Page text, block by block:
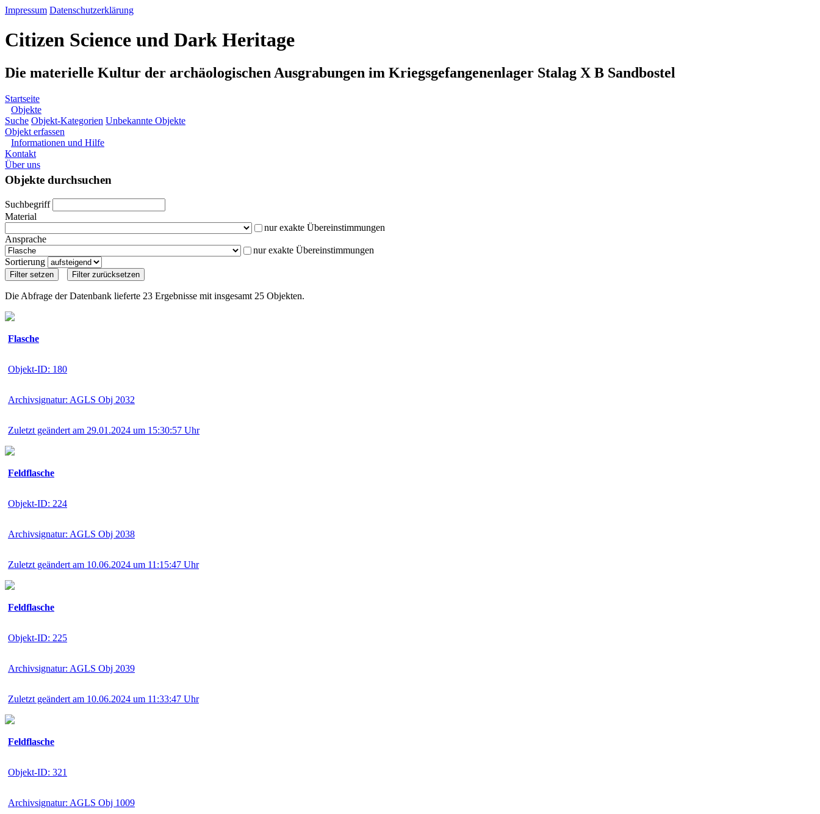
Impressum Datenschutzerklärung
Citizen Science und Dark Heritage
Die materielle Kultur der archäologischen Ausgrabungen im Kriegsgefangenenlager Stalag X B Sandbostel
Startseite
Objekte
Suche Objekt-Kategorien Unbekannte Objekte
Objekt erfassen
Informationen und Hilfe
Kontakt
Über uns
Objekte durchsuchen
Suchbegriff
Material
nur exakte Übereinstimmungen
Ansprache
nur exakte Übereinstimmungen
Sortierung
Die Abfrage der Datenbank lieferte 23 Ergebnisse mit insgesamt 25 Objekten.
Flasche
Objekt-ID: 180
Archivsignatur: AGLS Obj 2032
Zuletzt geändert am 29.01.2024 um 15:30:57 Uhr
Feldflasche
Objekt-ID: 224
Archivsignatur: AGLS Obj 2038
Zuletzt geändert am 10.06.2024 um 11:15:47 Uhr
Feldflasche
Objekt-ID: 225
Archivsignatur: AGLS Obj 2039
Zuletzt geändert am 10.06.2024 um 11:33:47 Uhr
Feldflasche
Objekt-ID: 321
Archivsignatur: AGLS Obj 1009